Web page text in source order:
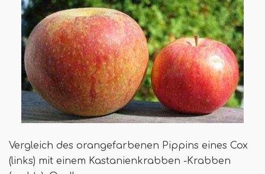
Vergleich des orangefarbenen Pippins eines Cox
(links) mit einem Kastanienkrabben -Krabben